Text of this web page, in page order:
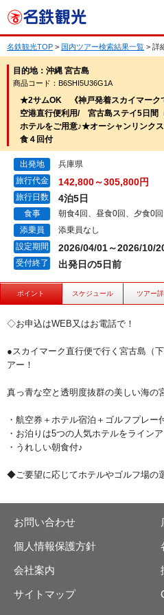
名鉄観光TOP > 国内ツアー検索結果一覧 > 詳
目的地：沖縄 宮古島
商品コード：B6SHI5U36G1A
★2サムOK 《神戸発着スカイマーク
空港直行便利用/ 宮古島ステイ5日間
ホテルをご用意♪★オーシャンリンク
食４回付
出発地
兵庫県
旅行代金
142,800～305,800円
旅行日数 4泊5日
食事
朝食4回、昼食0回、夕食0回
添乗員
添乗員なし
設定期間
2026/04/01～2026/10/
受付終了 出発日の5日前
ポイント スケジュール ツアー
◇お申込はWEB又はお電話で！
●スカイマーク直行便で行く宮古島（
アー！
真っ青な空と透明度抜群の美しい海の
・航空券＋ホテル宿泊＋ゴルフプレー
・お泊りは5つの人気ホテルをライン
・うれしい朝食付♪
◆ご要望に応じてホテルやゴルフ場の
お問い合わせ
個人情報保護方針
会社案内
サイトマップ